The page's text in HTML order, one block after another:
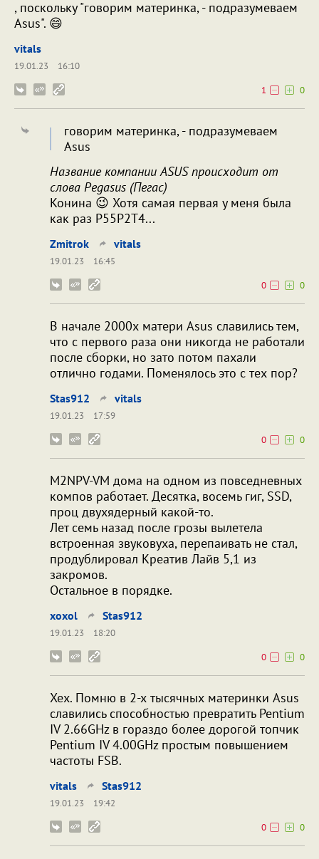
, поскольку "говорим материнка, - подразумеваем
Asus". 😄
vitals
19.01.23
16:10
1
0
говорим материнка, - подразумеваем
Asus
Название компании ASUS происходит от
слова Pegasus (Пегас)
Конина 😉 Хотя самая первая у меня была
как раз P55P2T4...
Zmitrok vitals
19.01.23
16:45
0
0
В начале 2000х матери Asus славились тем,
что с первого раза они никогда не работали
после сборки, но зато потом пахали
отлично годами. Поменялось это с тех пор?
Stas912 vitals
19.01.23
17:59
0
0
M2NPV-VM дома на одном из повседневных
компов работает. Десятка, восемь гиг, SSD,
проц двухядерный какой-то.
Лет семь назад после грозы вылетела
встроенная звуковуха, перепаивать не стал,
продублировал Креатив Лайв 5,1 из
закромов.
Остальное в порядке.
xoxol Stas912
19.01.23
18:20
0
0
Хех. Помню в 2-х тысячных материнки Asus
славились способностью превратить Pentium
IV 2.66GHz в гораздо более дорогой топчик
Pentium IV 4.00GHz простым повышением
частоты FSB.
vitals Stas912
19.01.23
19:42
0
0